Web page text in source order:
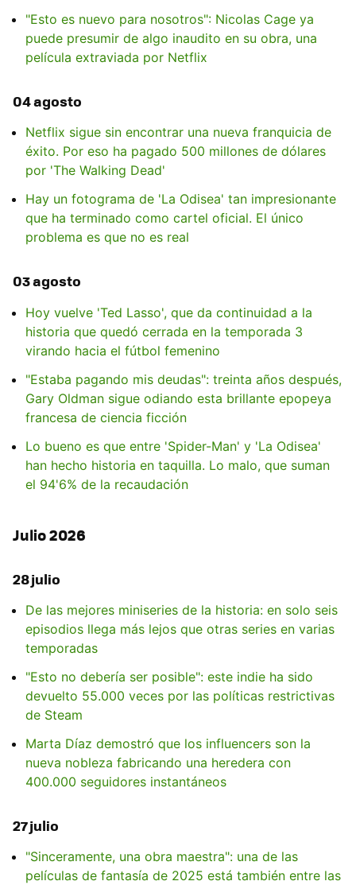
"Esto es nuevo para nosotros": Nicolas Cage ya
puede presumir de algo inaudito en su obra, una
película extraviada por Netflix
04 agosto
Netflix sigue sin encontrar una nueva franquicia de
éxito. Por eso ha pagado 500 millones de dólares
por 'The Walking Dead'
Hay un fotograma de 'La Odisea' tan impresionante
que ha terminado como cartel oficial. El único
problema es que no es real
03 agosto
Hoy vuelve 'Ted Lasso', que da continuidad a la
historia que quedó cerrada en la temporada 3
virando hacia el fútbol femenino
"Estaba pagando mis deudas": treinta años después,
Gary Oldman sigue odiando esta brillante epopeya
francesa de ciencia ficción
Lo bueno es que entre 'Spider-Man' y 'La Odisea'
han hecho historia en taquilla. Lo malo, que suman
el 94'6% de la recaudación
Julio 2026
28 julio
De las mejores miniseries de la historia: en solo seis
episodios llega más lejos que otras series en varias
temporadas
"Esto no debería ser posible": este indie ha sido
devuelto 55.000 veces por las políticas restrictivas
de Steam
Marta Díaz demostró que los influencers son la
nueva nobleza fabricando una heredera con
400.000 seguidores instantáneos
27 julio
"Sinceramente, una obra maestra": una de las
películas de fantasía de 2025 está también entre las